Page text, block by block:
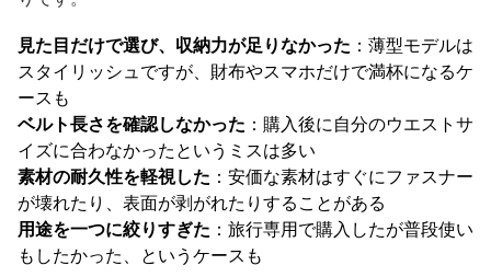
見た目だけで選び、収納力が足りなかった ：薄型モデルは
スタイリッシュですが、財布やスマホだけで満杯になるケ
ースも
ベルト長さを確認しなかった ：購入後に自分のウエストサ
イズに合わなかったというミスは多い
素材の耐久性を軽視した ：安価な素材はすぐにファスナー
が壊れたり、表面が剥がれたりすることがある
用途を一つに絞りすぎた ：旅行専用で購入したが普段使い
もしたかった、というケースも